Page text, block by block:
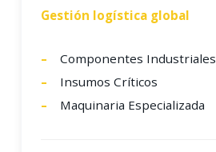
Gestión logística global
Componentes Industriales
Insumos Críticos
Maquinaria Especializada